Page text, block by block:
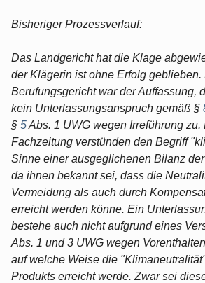
Bisheriger Prozessverlauf:
Das Landgericht hat die Klage
der Klägerin ist ohne Erfolg geblieben.
Berufungsgericht war der Auffassung,
kein Unterlassungsanspruch gemäß §
§ 5Abs. 1 UWG wegen Irreführung zu.
Fachzeitung verstünden den Begriff
Sinne einer ausgeglichenen Bilanz
da ihnen bekannt sei, dass die
Vermeidung als auch durch
erreicht werden könne. Ein
bestehe auch nicht aufgrund eines
Abs. 1 und 3 UWG wegen
auf welche Weise die
Produkts erreicht werde. Zwar sei